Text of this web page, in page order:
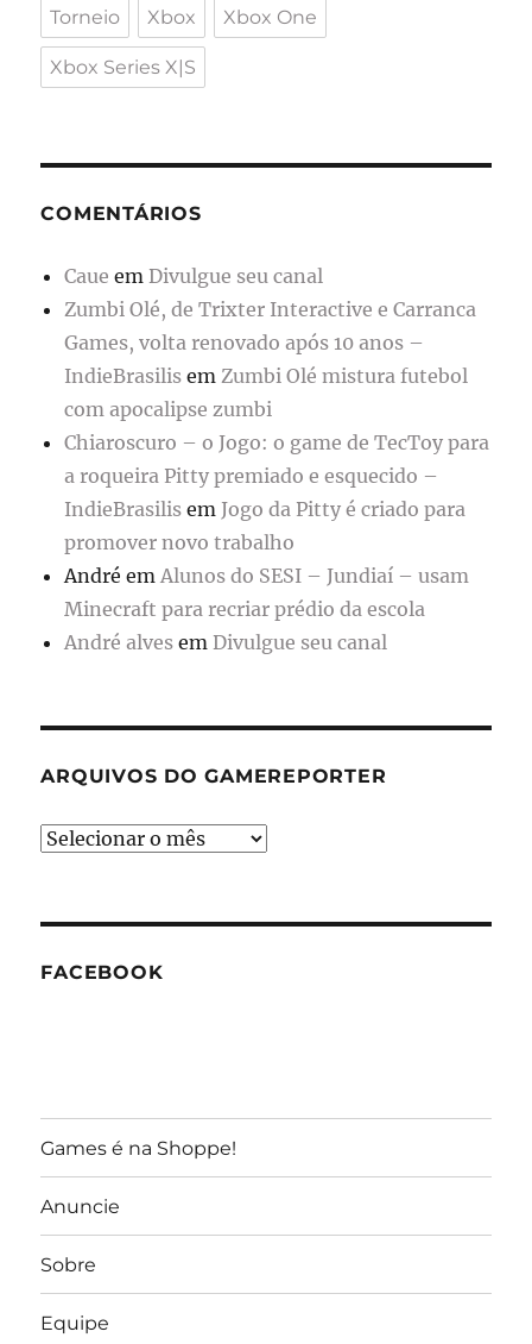
Torneio Xbox Xbox One
Xbox Series X|S
COMENTÁRIOS
Caue emDivulgue seu canal
Zumbi Olé, de Trixter Interactive e Carranca
Games, volta renovado após 10 anos –
IndieBrasilis emZumbi Olé mistura futebol
com apocalipse zumbi
Chiaroscuro – o Jogo: o game de TecToy para
a roqueira Pitty premiado e esquecido –
IndieBrasilis em Jogo da Pitty é criado para
promover novo trabalho
André emAlunos do SESI – Jundiaí – usam
Minecraft para recriar prédio da escola
André alves emDivulgue seu canal
ARQUIVOS DO GAMEREPORTER
Arquivos
FACEBOOK
Games é na Shoppe!
Anuncie
Sobre
Equipe